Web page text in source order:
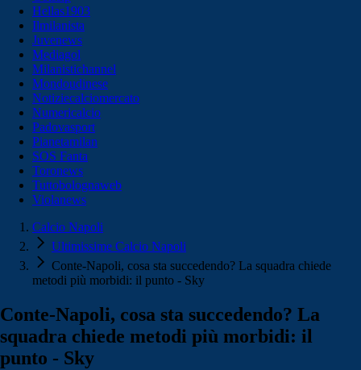
Hellas1903
Ilmilanista
Juvenews
Mediagol
Milanistichannel
Mondoudinese
Notiziecalciomercato
Numericalcio
Padovasport
Pianetamilan
SOS Fanta
Toronews
Tuttobolognaweb
Violanews
Calcio Napoli
Ultimissime Calcio Napoli
Conte-Napoli, cosa sta succedendo? La squadra chiede
metodi più morbidi: il punto - Sky
Conte-Napoli, cosa sta succedendo? La
squadra chiede metodi più morbidi: il
punto - Sky